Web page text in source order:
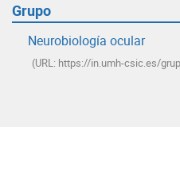
Grupo
Neurobiología ocular
(URL: https://in.umh-csic.es/